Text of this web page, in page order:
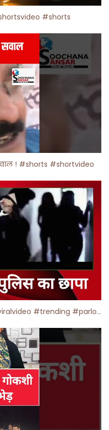
#shorts
! #shorts #shortvideo
मसाज पार्लर पर पुलिस का छापा ! #viralvideo #trending #parlour